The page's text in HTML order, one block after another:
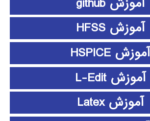
آموزش HFSS
آموزش HSPICE
آموزش L-Edit
آموزش Latex